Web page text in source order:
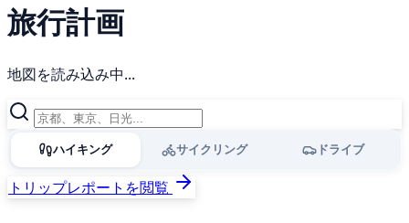
旅行計画
地図を読み込み中...
ハイキング サイクリング ドライブ
トリップレポートを閲覧